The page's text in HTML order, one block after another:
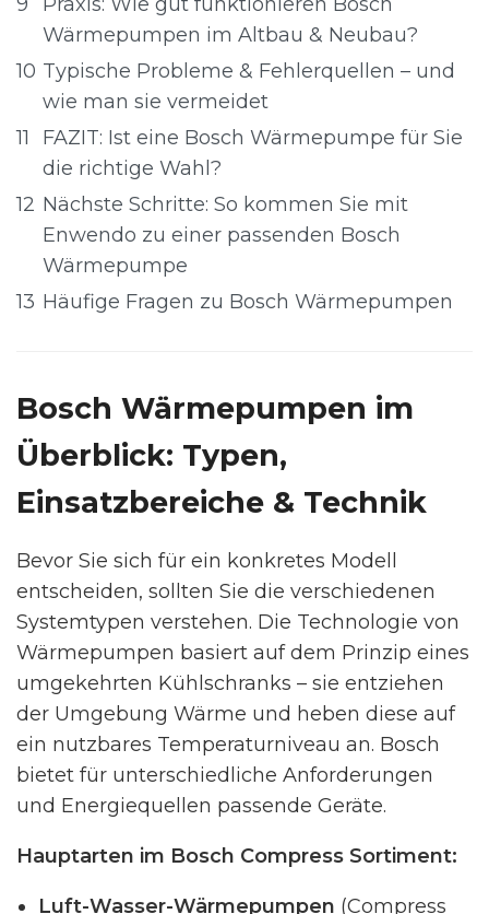
Wärmepumpen im Altbau & Neubau?
10 Typische Probleme & Fehlerquellen – und
wie man sie vermeidet
11
FAZIT: Ist eine Bosch Wärmepumpe für Sie
die richtige Wahl?
12 Nächste Schritte: So kommen Sie mit
Enwendo zu einer passenden Bosch
Wärmepumpe
13 Häufige Fragen zu Bosch Wärmepumpen
Bosch Wärmepumpen im
Überblick: Typen,
Einsatzbereiche & Technik
Bevor Sie sich für ein konkretes Modell
entscheiden, sollten Sie die verschiedenen
Systemtypen verstehen. Die Technologie von
Wärmepumpen basiert auf dem Prinzip eines
umgekehrten Kühlschranks – sie entziehen
der Umgebung Wärme und heben diese auf
ein nutzbares Temperaturniveau an. Bosch
bietet für unterschiedliche Anforderungen
und Energiequellen passende Geräte.
Hauptarten im Bosch Compress Sortiment:
Luft-Wasser-Wärmepumpen (Compress